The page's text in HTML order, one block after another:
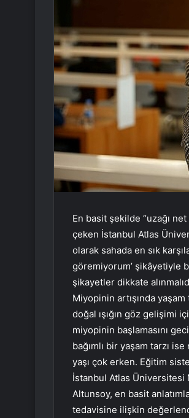
En basit şekilde “uzağı
çeken İstanbul Atlas
olarak sahada en sık
göremiyorum’ şikâyetiyle
şikayetler dikkate
Miyopinin artışında
doğal ışığın göz gelişimi
miyopinin başlamasını
bağımlı bir yaşam tarzı
yaşı çok erken. Eğitim
İstanbul Atlas Üniversitesi
Altunsoy, en basit
tedavisine ilişkin